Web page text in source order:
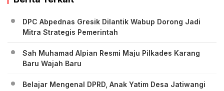
DPC Abpednas Gresik Dilantik Wabup Dorong Jadi
Mitra Strategis Pemerintah
‎Sah Muhamad Alpian Resmi Maju Pilkades Karang
Baru Wajah Baru
‎Belajar Mengenal DPRD, Anak Yatim Desa Jatiwangi